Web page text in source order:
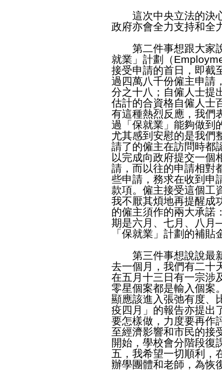
這次中央立法的決心
政府亦會全力支持和全
第二件事想跟大家說
就業」計劃（
接受申請的首日，即截
過四萬八千份僱主申請
分之十八；自僱人士提
估計的合資格自僱人士
有這種熱烈反應，我們
過「保就業」能夠做到
尤其感到安慰的是我們
請了的僱主在訪問時都
以完成向政府提交一個
請，而以往的申請相對
些申請，務求在收到申
款項。僱主接受這個工
我不厭其煩地再提醒成
的僱主須作的兩大承諾
期是六月、七月、八月
「保就業」計劃的補
第三件事想說說最新
去一個月，我們有二十
在五月十三日有一宗涉
零星個案都是輸入個案
顯應該進入張弛有度、
疫四月」的報告亦提出
要怎樣做，力度要再作
至經濟影響和市民的接
開始，學校會分階段復
五，我希望一切順利，
辦學團體和老師，為恢